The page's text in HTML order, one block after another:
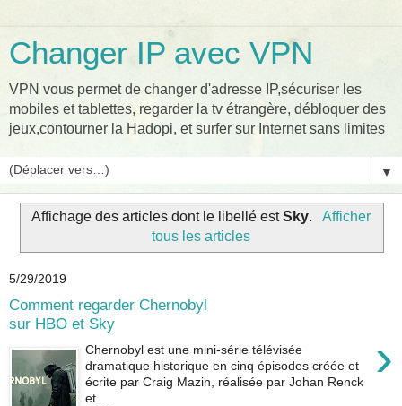
Changer IP avec VPN
VPN vous permet de changer d'adresse IP,sécuriser les
mobiles et tablettes, regarder la tv étrangère, débloquer des
jeux,contourner la Hadopi, et surfer sur Internet sans limites
▼
Affichage des articles dont le libellé estSky.
Afficher
tous les articles
5/29/2019
Comment regarder Chernobyl
sur HBO et Sky
›
Chernobyl est une mini-série télévisée
dramatique historique en cinq épisodes créée et
écrite par Craig Mazin, réalisée par Johan Renck
et ...